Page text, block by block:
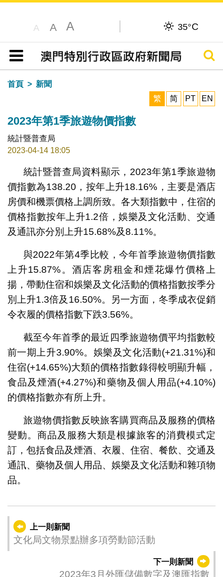
A A A 35°C
目錄
搜尋
首頁
新聞
繁
简 PT EN
2023年第1季旅遊物價指數
統計暨普查局
2023-04-14 18:05
統計暨普查局資料顯示，2023年第1季旅遊物
價指數為138.20，按年上升18.16%，主要是酒店
房價和機票價格上調所致。各大類指數中，住宿的
價格指數按年上升1.2倍，娛樂及文化活動、交通
及通訊亦分別上升15.68%及8.11%。
與2022年第4季比較，今年首季旅遊物價指數
上升15.87%。酒店客房租金和煙花爆竹價格上
揚，帶動住宿和娛樂及文化活動的價格指數按季分
別上升1.3倍及16.50%。另一方面，冬季成衣促銷
令衣履的價格指數下跌3.56%。
截至今年首季的最近四季旅遊物價平均指數較
前一期上升3.90%。娛樂及文化活動(+21.31%)和
住宿(+14.65%)大類的價格指數錄得較明顯升幅，
食品及煙酒(+4.27%)和藥物及個人用品(+4.10%)
的價格指數亦有所上升。
旅遊物價指數反映旅客購買商品及服務的價格
變動。商品及服務大類是根據旅客的消費模式定
訂，包括食品及煙酒、衣履、住宿、餐飲、交通及
通訊、藥物及個人用品、娛樂及文化活動和雜項物
品。
上一則新聞
文化局文物景點辦多項勞動節活動
下一則新聞
2023年3月外匯儲備數字及澳匯指數